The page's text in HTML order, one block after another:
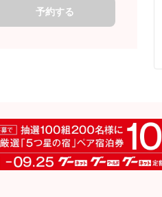
予約する